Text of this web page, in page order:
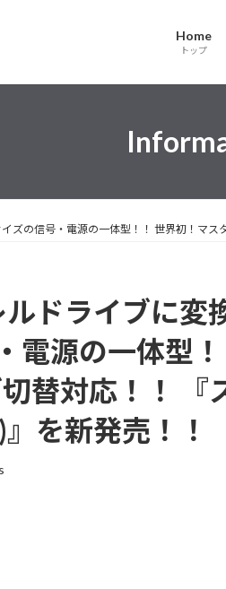
Home
トップ
ズの信号・電源の一体型！！ 世界初！マス
ドライブに変
電源の一体型
替対応！！ 『
を新発売！！